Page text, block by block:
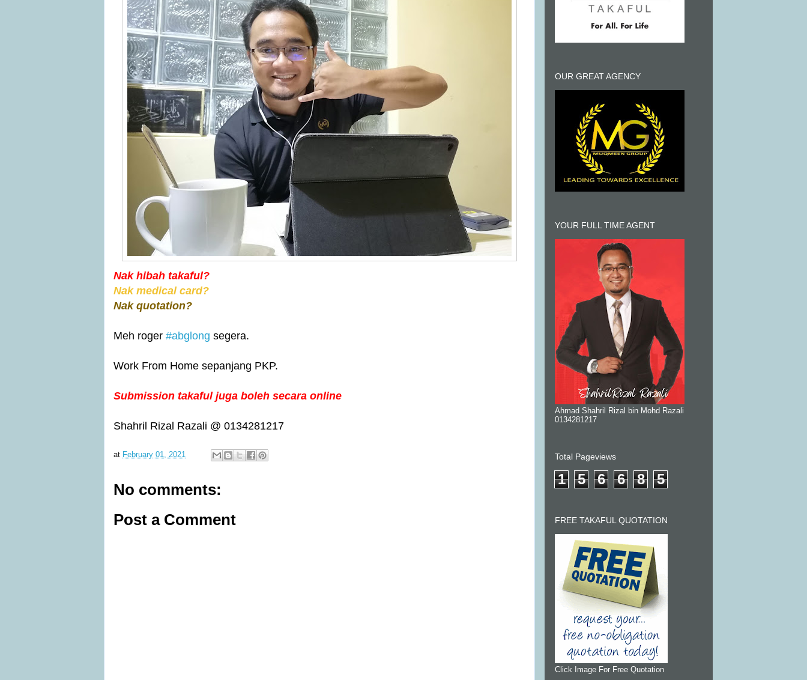
Nak hibah takaful?
Nak medical card?
Nak quotation?
Meh roger #abglong segera.
Work From Home sepanjang PKP.
Submission takaful juga boleh secara online
Shahril Rizal Razali @ 0134281217
at February 01, 2021
No comments:
Post a Comment
OUR GREAT AGENCY
YOUR FULL TIME AGENT
Ahmad Shahril Rizal bin Mohd Razali
0134281217
Total Pageviews
1 5 6 6 8 5
FREE TAKAFUL QUOTATION
Click Image For Free Quotation